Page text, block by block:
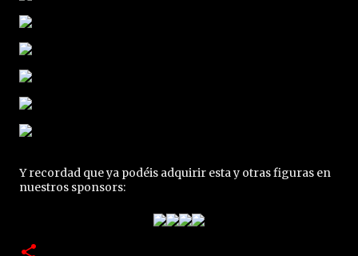
Y recordad que ya podéis adquirir esta y otras figuras en
nuestros sponsors: